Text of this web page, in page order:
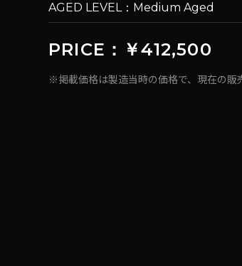
AGED LEVEL：Medium Aged
PRICE：￥412,500
※掲載価格は製造当時の価格で、現在の販